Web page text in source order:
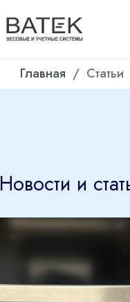
Главная Статьи
Новости и